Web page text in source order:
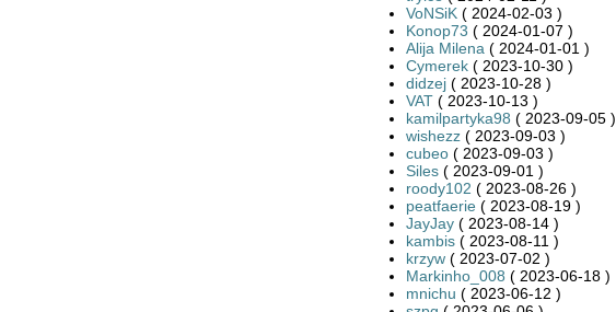
VoNSiK( 2024-02-03 )
Konop73 ( 2024-01-07 )
Alija Milena ( 2024-01-01 )
Cymerek( 2023-10-30 )
didzej( 2023-10-28 )
VAT( 2023-10-13 )
kamilpartyka98 ( 2023-09-05 )
wishezz( 2023-09-03 )
cubeo( 2023-09-03 )
Siles( 2023-09-01 )
roody102 ( 2023-08-26 )
peatfaerie( 2023-08-19 )
JayJay( 2023-08-14 )
kambis( 2023-08-11 )
krzyw( 2023-07-02 )
Markinho_008 ( 2023-06-18 )
mnichu ( 2023-06-12 )